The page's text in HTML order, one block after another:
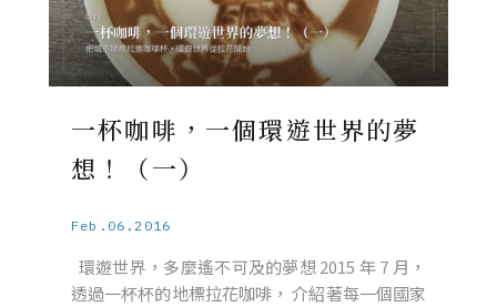
一杯咖啡，一個環遊世界的夢
想！（一）
Feb.06.2016
環遊世界，多麼遙不可及的夢想 2015 年 7 月，
透過一杯杯的地標拉花咖啡， 介紹著每一個國家